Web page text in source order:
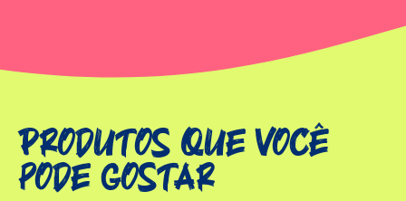
Produtos que você
pode gostar